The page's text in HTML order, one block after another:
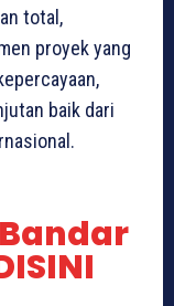
total,
proyek yang
baik dari
Bandar